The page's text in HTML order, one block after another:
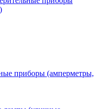
приборы (амперметры,